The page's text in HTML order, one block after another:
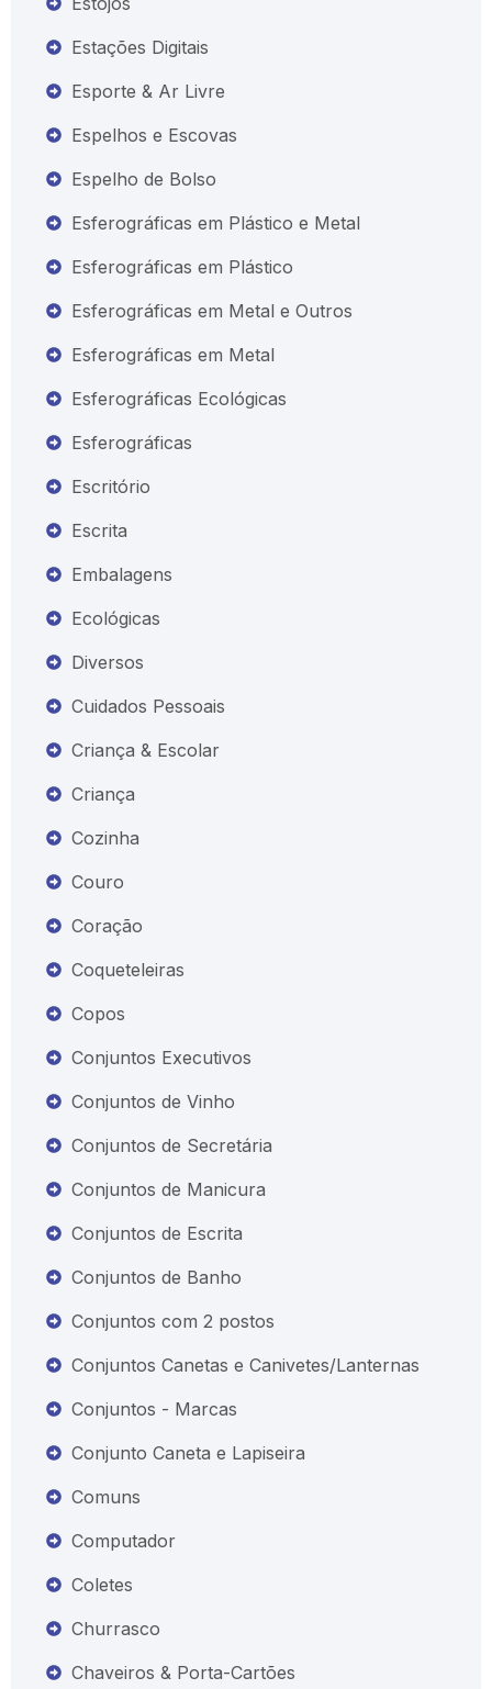
Estações Digitais
Esporte & Ar Livre
Espelhos e Escovas
Espelho de Bolso
Esferográficas em Plástico e Metal
Esferográficas em Plástico
Esferográficas em Metal e Outros
Esferográficas em Metal
Esferográficas Ecológicas
Esferográficas
Escritório
Escrita
Embalagens
Ecológicas
Diversos
Cuidados Pessoais
Criança & Escolar
Criança
Cozinha
Couro
Coração
Coqueteleiras
Copos
Conjuntos Executivos
Conjuntos de Vinho
Conjuntos de Secretária
Conjuntos de Manicura
Conjuntos de Escrita
Conjuntos de Banho
Conjuntos com 2 postos
Conjuntos Canetas e Canivetes/Lanternas
Conjuntos - Marcas
Conjunto Caneta e Lapiseira
Comuns
Computador
Coletes
Churrasco
Chaveiros & Porta-Cartões